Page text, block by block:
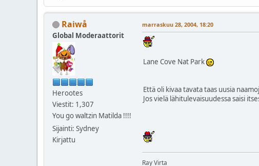
Raiwå
Global Moderaattorit
Herootes
Viestit: 1,307
You go waltzin Matilda !!!!
Sijainti: Sydney
Kirjattu
marraskuu 28, 2004, 18:20
Lane Cove Nat Park
Että oli kivaa tavata taas uusia
Jos vielä lähitulevaisuudessa saisi
Ray Virta